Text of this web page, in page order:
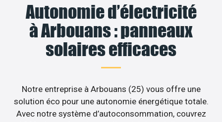
Autonomie d’électricité
à Arbouans : panneaux
solaires efficaces
Notre entreprise à Arbouans (25) vous offre une
solution éco pour une autonomie énergétique totale.
Avec notre système d’autoconsommation, couvrez